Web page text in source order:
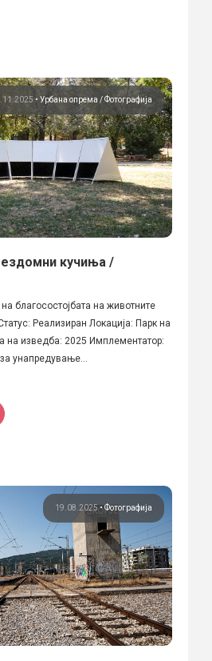
• Урбана опрема Фотографија
кучиња /
благосостојбата на животните
Реализиран Локација: Парк на
на изведба: 2025 Имплементатор:
за унапредување...
19.08.2025•Фотографија